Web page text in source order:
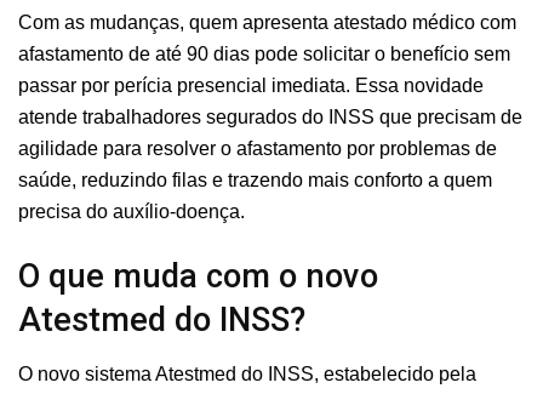
Com as mudanças, quem apresenta atestado médico com
afastamento de até 90 dias pode solicitar o benefício sem
passar por perícia presencial imediata. Essa novidade
atende trabalhadores segurados do INSS que precisam de
agilidade para resolver o afastamento por problemas de
saúde, reduzindo filas e trazendo mais conforto a quem
precisa do auxílio-doença.
O que muda com o novo
Atestmed do INSS?
O novo sistema Atestmed do INSS, estabelecido pela